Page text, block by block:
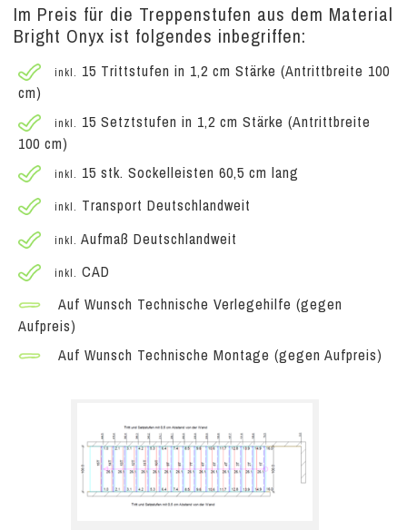
Im Preis für die Treppenstufen aus dem Material
Bright Onyx ist folgendes inbegriffen:
inkl. 15 Trittstufen in 1,2 cm Stärke (Antrittbreite 100
cm)
inkl. 15 Setztstufen in 1,2 cm Stärke (Antrittbreite
100 cm)
inkl. 15 stk. Sockelleisten 60,5 cm lang
inkl. Transport Deutschlandweit
inkl. Aufmaß Deutschlandweit
inkl. CAD
Auf Wunsch Technische Verlegehilfe (gegen
Aufpreis)
Auf Wunsch Technische Montage (gegen Aufpreis)